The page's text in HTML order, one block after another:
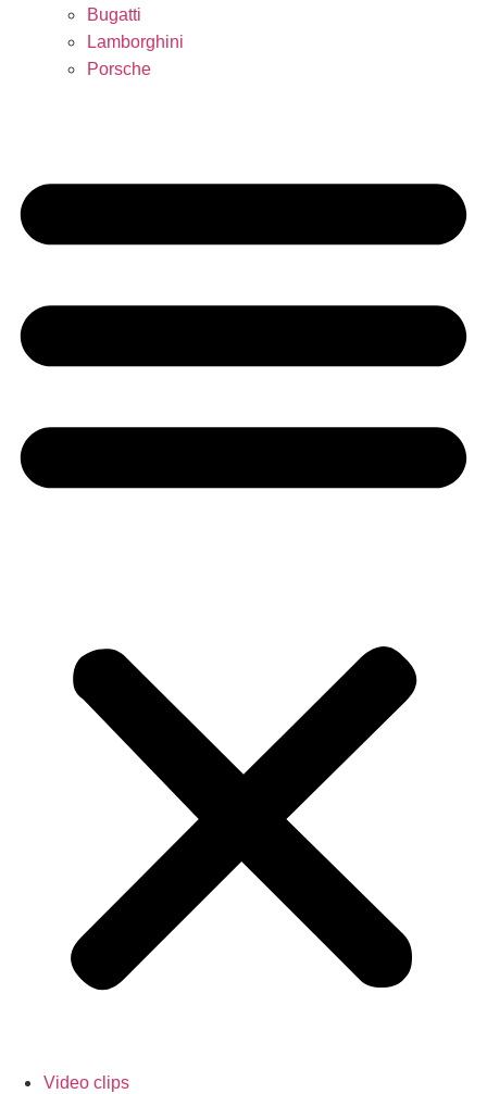
Bugatti
Lamborghini
Porsche
Video clips